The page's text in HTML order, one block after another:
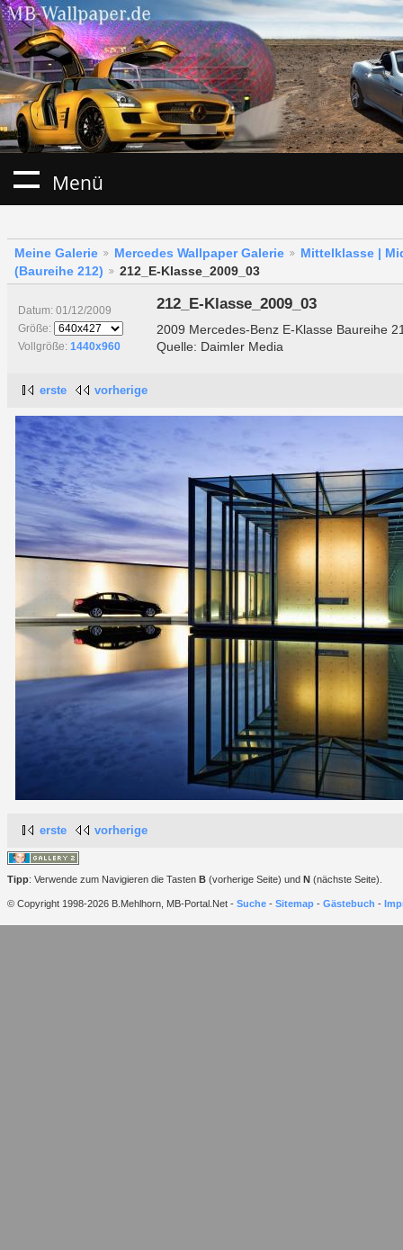
Menü
Meine Galerie Mercedes Wallpaper Galerie
Mittelklasse |
(Baureihe 212)
212_E-Klasse_2009_03
Datum: 01/12/2009
Größe:
Vollgröße: 1440x960
212_E-Klasse_2009_03
2009 Mercedes-Benz E-Klasse Baureihe
Quelle: Daimler Media
erste vorherige
erste vorherige
Tipp: Verwende zum Navigieren die Tasten B (vorherige Seite) und N (nächste Seite).
© Copyright 1998-2026 B.Mehlhorn, MB-Portal.Net - Suche - Sitemap - Gästebuch -